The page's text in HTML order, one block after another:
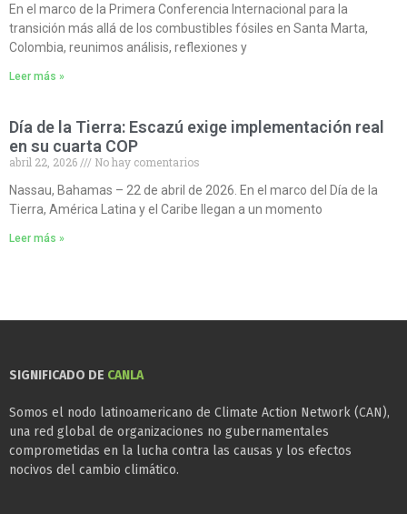
En el marco de la Primera Conferencia Internacional para la
transición más allá de los combustibles fósiles en Santa Marta,
Colombia, reunimos análisis, reflexiones y
Leer más »
Día de la Tierra: Escazú exige implementación real
en su cuarta COP
abril 22, 2026
No hay comentarios
Nassau, Bahamas – 22 de abril de 2026. En el marco del Día de la
Tierra, América Latina y el Caribe llegan a un momento
Leer más »
SIGNIFICADO DE CANLA
Somos el nodo latinoamericano de Climate Action Network (CAN),
una red global de organizaciones no gubernamentales
comprometidas en la lucha contra las causas y los efectos
nocivos del cambio climático.